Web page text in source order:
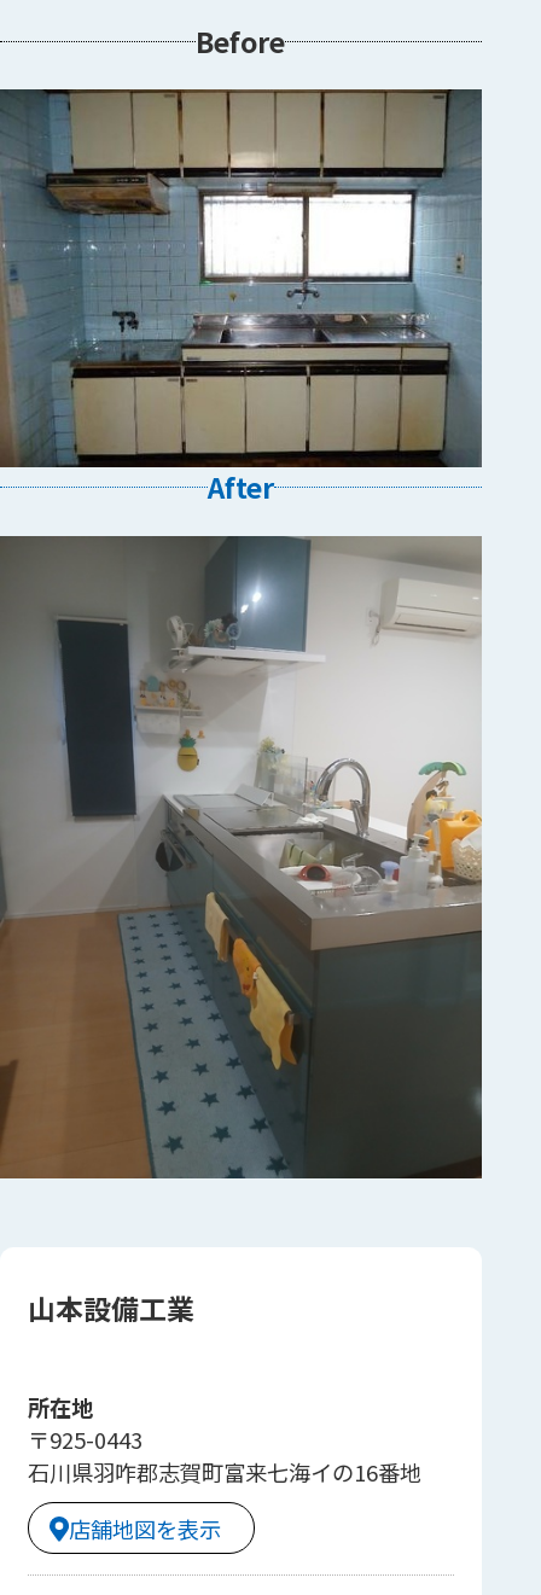
Before
After
山本設備工業
所在地
〒925-0443
石川県羽咋郡志賀町富来七海イの16番地
店舗地図を表示